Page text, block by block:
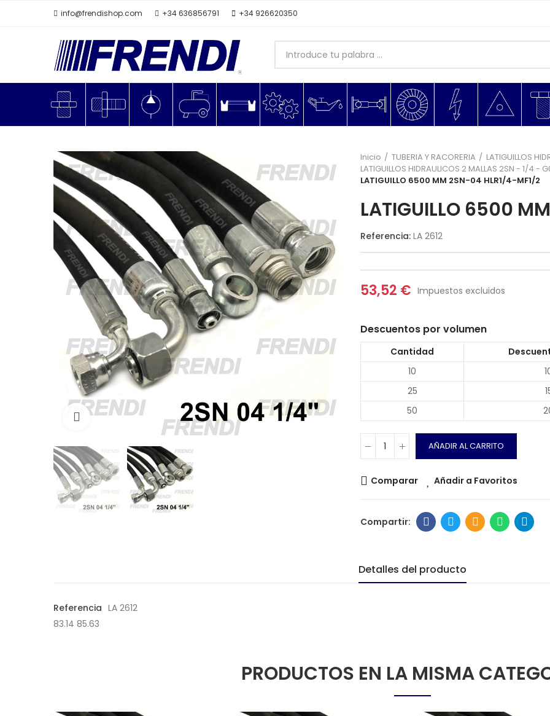
info@frendishop.com +34 636856791 +34 926620350
Click para agrandar
Inicio TUBERIA Y RACORERIA
LATIGUILLOS
LATIGUILLOS HIDRAULICOS 2 MALLAS 2SN - 1/4 -
LATIGUILLO 6500 MM 2SN-04 HLR1/4-MF1/2
LATIGUILLO 6500
Referencia: LA 2612
53,52 € Impuestos excluidos
Descuentos por volumen
Cantidad
10
25
50
AÑADIR AL CARRITO
Comparar Añadir a Favoritos
Detalles del producto
Referencia LA 2612
83.14 85.63
PRODUCTOS EN LA MISMA